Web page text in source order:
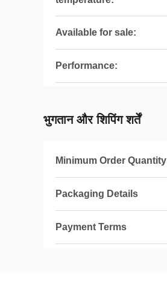
Available for sale:
Performance:
भुगतान और शिपिंग शर्तें
Minimum Order Quantity
Packaging Details
Payment Terms